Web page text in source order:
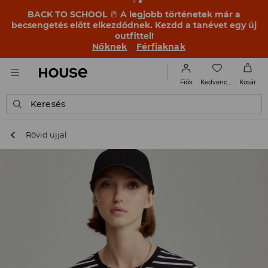
BACK TO SCHOOL 📒 A legjobb történetek már a
becsengetés előtt elkezdődnek. Kezdd a tanévet egy új
outfittel!
Nőknek
Férfiaknak
Fiók Kosár
Keresés
Rövid ujjal